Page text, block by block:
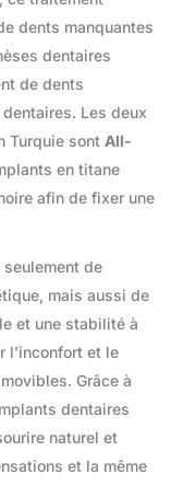
dents manquantes
dentaires
de dents
Les deux
Turquie sont All-
en titane
afin de fixer une
de
mais aussi de
et une stabilité à
l’inconfort et le
Grâce à
dentaires
naturel et
et la même